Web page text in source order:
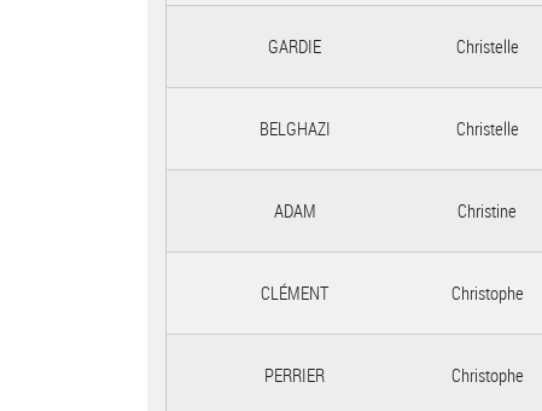
GARDIE Christelle
BELGHAZI Christelle
ADAM Christine
CLÉMENT Christophe
PERRIER Christophe